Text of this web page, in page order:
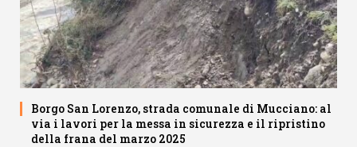
Borgo San Lorenzo, strada comunale di Mucciano: al
via i lavori per la messa in sicurezza e il ripristino
della frana del marzo 2025